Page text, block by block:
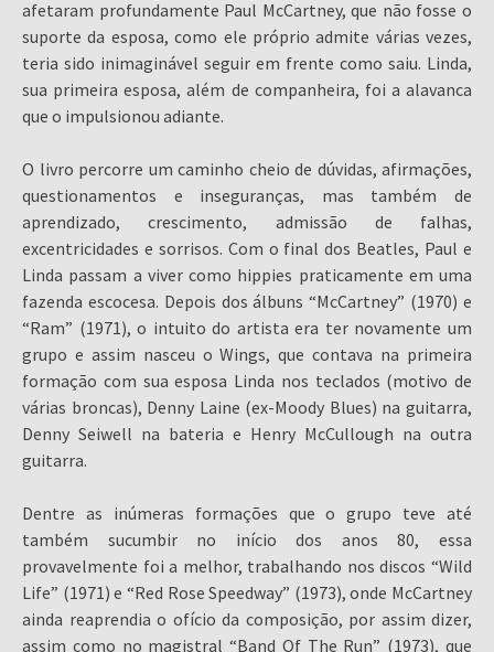
afetaram profundamente Paul McCartney, que não fosse o
suporte da esposa, como ele próprio admite várias vezes,
teria sido inimaginável seguir em frente como saiu. Linda,
sua primeira esposa, além de companheira, foi a alavanca
que o impulsionou adiante.
O livro percorre um caminho cheio de dúvidas, afirmações,
questionamentos e inseguranças, mas também de
aprendizado, crescimento, admissão de falhas,
excentricidades e sorrisos. Com o final dos Beatles, Paul e
Linda passam a viver como hippies praticamente em uma
fazenda escocesa. Depois dos álbuns “McCartney” (1970) e
“Ram” (1971), o intuito do artista era ter novamente um
grupo e assim nasceu o Wings, que contava na primeira
formação com sua esposa Linda nos teclados (motivo de
várias broncas), Denny Laine (ex-Moody Blues) na guitarra,
Denny Seiwell na bateria e Henry McCullough na outra
guitarra.
Dentre as inúmeras formações que o grupo teve até
também sucumbir no início dos anos 80, essa
provavelmente foi a melhor, trabalhando nos discos “Wild
Life” (1971) e “Red Rose Speedway” (1973), onde McCartney
ainda reaprendia o ofício da composição, por assim dizer,
assim como no magistral “Band Of The Run” (1973), que